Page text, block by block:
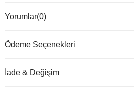
Yorumlar(0)
Ödeme Seçenekleri
İade & Değişim